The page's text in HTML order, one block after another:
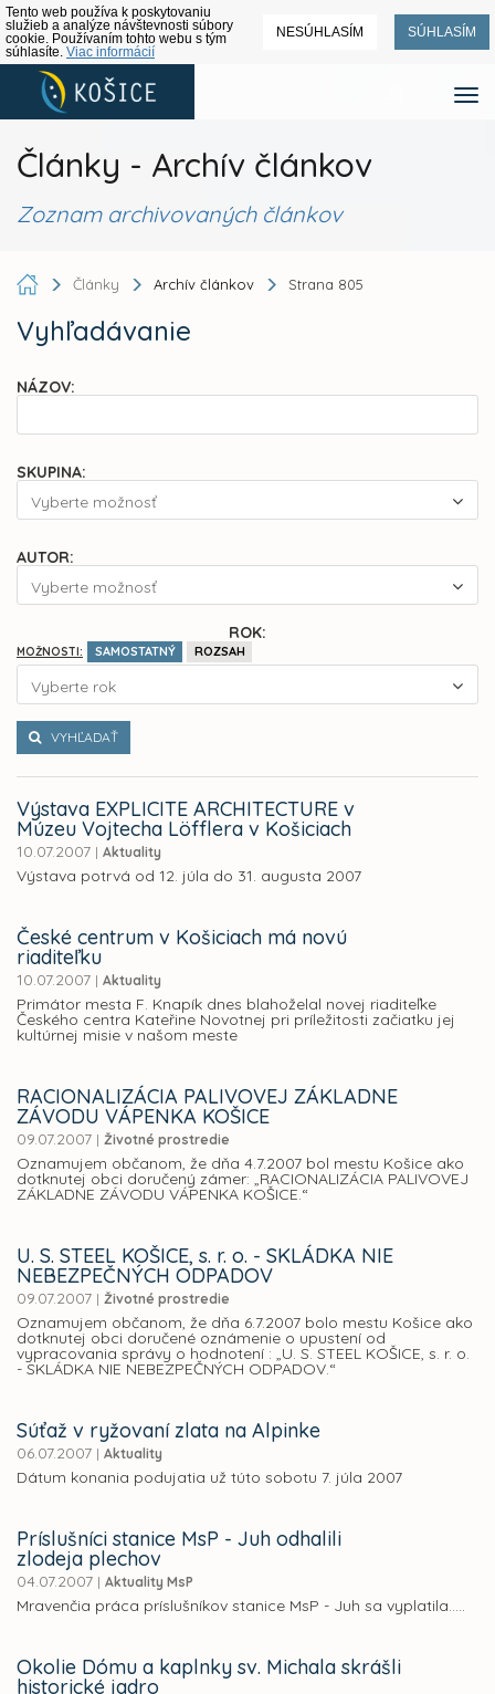
Tento web používa k poskytovaniu
služieb a analýze návštevnosti súbory
cookie. Používaním tohto webu s tým
súhlasíte. Viac informácií
NESÚHLASÍM SÚHLASÍM
Články - Archív článkov
Zoznam archivovaných článkov
Články Archív článkov Strana 805
Vyhľadávanie
NÁZOV:
SKUPINA:
Vyberte možnosť
AUTOR:
Vyberte možnosť
ROK:
MOŽNOSTI: SAMOSTATNÝ ROZSAH
Vyberte rok
VYHĽADAŤ
Výstava EXPLICITE ARCHITECTURE v
Múzeu Vojtecha Löfflera v Košiciach
10.07.2007 | Aktuality
Výstava potrvá od 12. júla do 31. augusta 2007
České centrum v Košiciach má novú
riaditeľku
10.07.2007 | Aktuality
Primátor mesta F. Knapík dnes blahoželal novej riaditeľke
Českého centra Kateřine Novotnej pri príležitosti začiatku jej
kultúrnej misie v našom meste
RACIONALIZÁCIA PALIVOVEJ ZÁKLADNE
ZÁVODU VÁPENKA KOŠICE
09.07.2007 | Životné prostredie
Oznamujem občanom, že dňa 4.7.2007 bol mestu Košice ako
dotknutej obci doručený zámer: „RACIONALIZÁCIA PALIVOVEJ
ZÁKLADNE ZÁVODU VÁPENKA KOŠICE.“
U. S. STEEL KOŠICE, s. r. o. - SKLÁDKA NIE
NEBEZPEČNÝCH ODPADOV
09.07.2007 | Životné prostredie
Oznamujem občanom, že dňa 6.7.2007 bolo mestu Košice ako
dotknutej obci doručené oznámenie o upustení od
vypracovania správy o hodnotení : „U. S. STEEL KOŠICE, s. r. o.
- SKLÁDKA NIE NEBEZPEČNÝCH ODPADOV.“
Súťaž v ryžovaní zlata na Alpinke
06.07.2007 | Aktuality
Dátum konania podujatia už túto sobotu 7. júla 2007
Príslušníci stanice MsP - Juh odhalili
zlodeja plechov
04.07.2007 | Aktuality MsP
Mravenčia práca príslušníkov stanice MsP - Juh sa vyplatila.....
Okolie Dómu a kaplnky sv. Michala skrášli
historické jadro